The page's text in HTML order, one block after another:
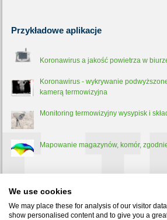
Przykładowe aplikacje
Koronawirus a jakość powietrza w
Koronawirus - wykrywanie
kamerą termowizyjna
Monitoring termowizyjny wysypisk i
Mapowanie magazynów, komór,
Pirometr - co to jest, jak działa i do czego
We use cookies
We may place these for analysis of our visitor
show personalised content and to give you a